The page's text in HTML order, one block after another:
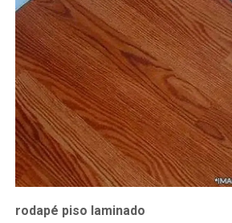
rodapé piso laminado